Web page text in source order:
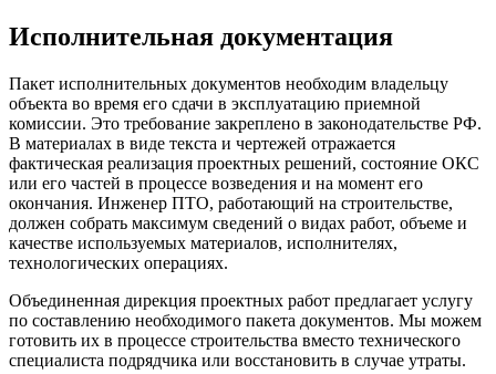
Исполнительная документация
Пакет исполнительных документов необходим владельцу
объекта во время его сдачи в эксплуатацию приемной
комиссии. Это требование закреплено в законодательстве РФ.
В материалах в виде текста и чертежей отражается
фактическая реализация проектных решений, состояние ОКС
или его частей в процессе возведения и на момент его
окончания. Инженер ПТО, работающий на строительстве,
должен собрать максимум сведений о видах работ, объеме и
качестве используемых материалов, исполнителях,
технологических операциях.
Объединенная дирекция проектных работ предлагает услугу
по составлению необходимого пакета документов. Мы можем
готовить их в процессе строительства вместо технического
специалиста подрядчика или восстановить в случае утраты.